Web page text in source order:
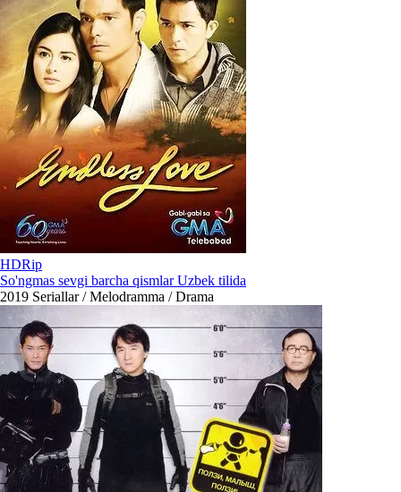
HDRip
So'ngmas sevgi barcha qismlar Uzbek tilida
2019 Seriallar / Melodramma / Drama